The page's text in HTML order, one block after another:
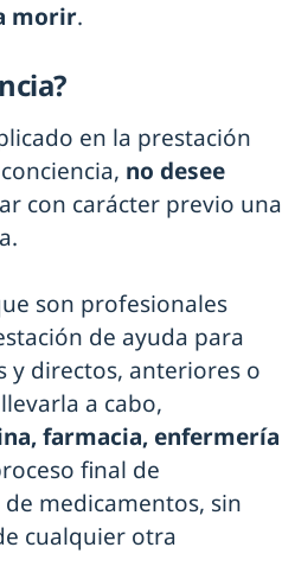
morir.
en la prestación
no desee
con carácter previo una
son profesionales
de ayuda para
y directos, anteriores o
a cabo,
farmacia, enfermería
final de
medicamentos, sin
cualquier otra